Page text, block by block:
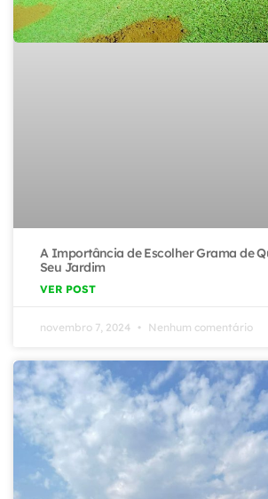
A Importância de Escolher Grama de
Seu Jardim
VER POST
novembro 7, 2024 Nenhum comentário